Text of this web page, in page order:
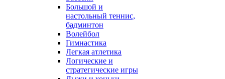
Большой и
настольный теннис,
бадминтон
Волейбол
Гимнастика
Легкая атлетика
Логические и
стратегические игры